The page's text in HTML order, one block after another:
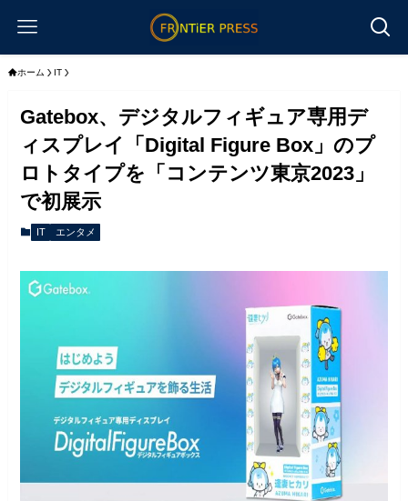
ホーム IT
Gatebox、デジタルフィギュア専用デ
ィスプレイ「Digital Figure Box」のプ
ロトタイプを「コンテンツ東京2023」
で初展示
IT エンタメ